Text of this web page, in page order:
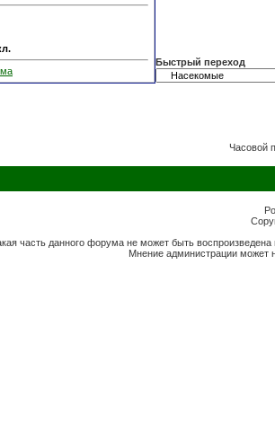
Быстрый переход
Часовой
часть данного форума не может быть
Мнение администрации может